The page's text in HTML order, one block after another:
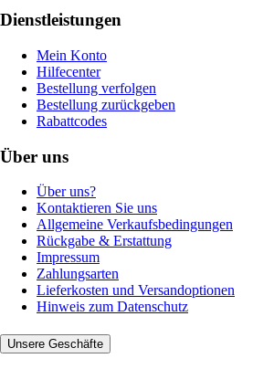
Dienstleistungen
Mein Konto
Hilfecenter
Bestellung verfolgen
Bestellung zurückgeben
Rabattcodes
Über uns
Über uns?
Kontaktieren Sie uns
Allgemeine Verkaufsbedingungen
Rückgabe & Erstattung
Impressum
Zahlungsarten
Lieferkosten und Versandoptionen
Hinweis zum Datenschutz
Unsere Geschäfte